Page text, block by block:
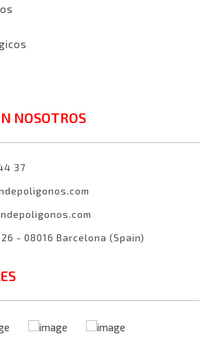
NOSOTROS
37
- 08016 Barcelona (Spain)